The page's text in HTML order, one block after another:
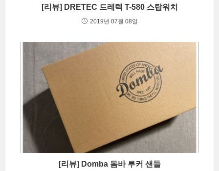
[리뷰] DRETEC 드레텍 T-580 스탑워치
2019년 07월 08일
[리뷰] Domba 돔바 루커 샌들